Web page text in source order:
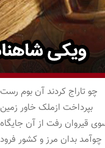
چو تاراج کردند آن بوم رست
بپرداخت ازملک خاور زمین
قیروان رفت از آن جایگاه
چوآمد بدان مرز و کشور فرود